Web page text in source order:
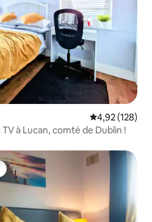
Évaluation
4,92 (128)
à Lucan, comté de Dublin !